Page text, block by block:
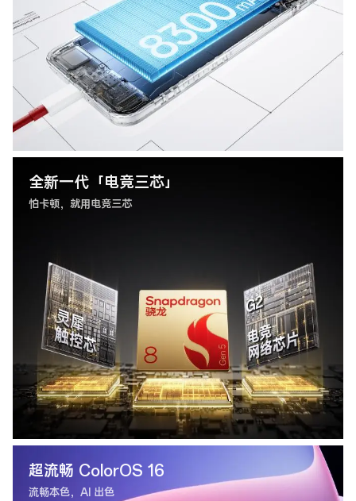
全新一代「电竞三芯」
怕卡顿，就用电竞三芯
超流畅 ColorOS 16
流畅本色，AI 出色